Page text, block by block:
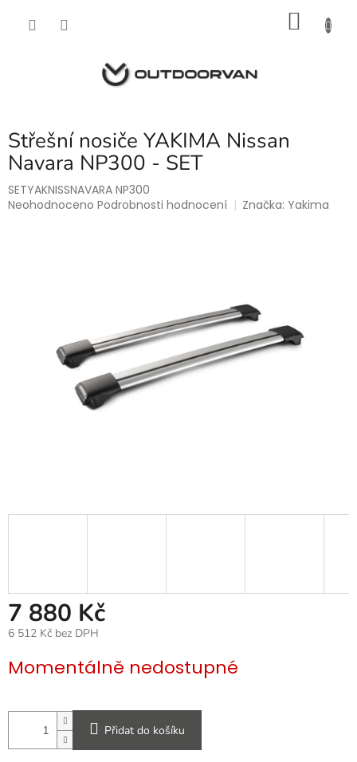
Střešní nosiče YAKIMA Nissan
Navara NP300 - SET
SETYAKNISSNAVARA NP300
Průměrné
Neohodnoceno Podrobnosti hodnocení Značka:Yakima
7 880 Kč
6 512 Kč bez DPH
cena:
Momentálně nedostupné
Přidat do košíku